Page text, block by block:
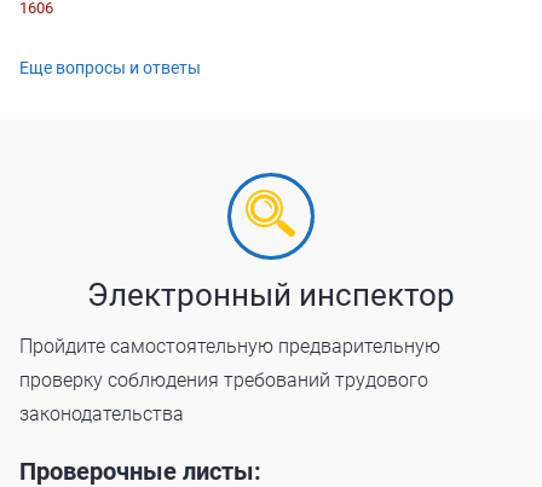
1606
Еще вопросы и ответы
Электронный инспектор
Пройдите самостоятельную предварительную
проверку соблюдения требований трудового
законодательства
Проверочные листы: